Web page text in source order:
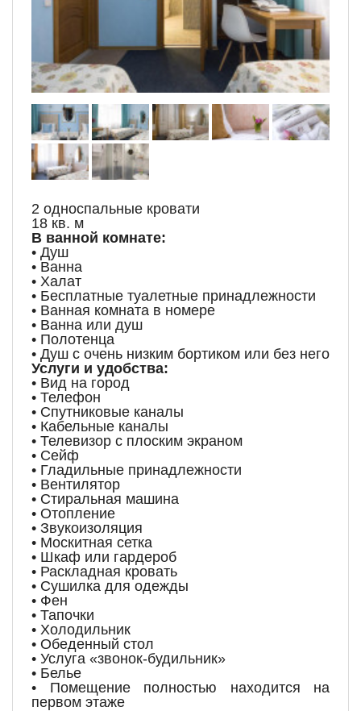
2 односпальные кровати
18 кв. м
В ванной комнате:
• Душ
• Ванна
• Халат
• Бесплатные туалетные принадлежности
• Ванная комната в номере
• Ванна или душ
• Полотенца
• Душ с очень низким бортиком или без него
Услуги и удобства:
• Вид на город
• Телефон
• Спутниковые каналы
• Кабельные каналы
• Телевизор с плоским экраном
• Сейф
• Гладильные принадлежности
• Вентилятор
• Стиральная машина
• Отопление
• Звукоизоляция
• Москитная сетка
• Шкаф или гардероб
• Раскладная кровать
• Сушилка для одежды
• Фен
• Тапочки
• Холодильник
• Обеденный стол
• Услуга «звонок-будильник»
• Белье
• Помещение полностью находится на
первом этаже